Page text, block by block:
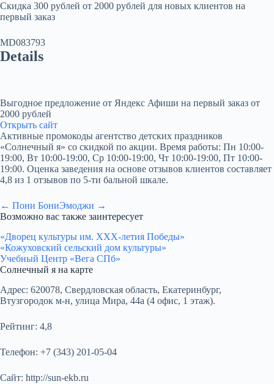
Скидка 300 рублей от 2000 рублей для новых клиентов на
первый заказ
MD083793
Details
Выгодное предложение от Яндекс Афиши на первый заказ от
2000 рублей
Открыть сайт
Активные промокоды агентство детских праздников
«Солнечный я» со скидкой по акции. Время работы: Пн 10:00-
19:00, Вт 10:00-19:00, Ср 10:00-19:00, Чт 10:00-19:00, Пт 10:00-
19:00. Оценка заведения на основе отзывов клиентов составляет
4,8 из 1 отзывов по 5-ти бальной шкале.
← Пони БониЭмоджи →
Возможно вас также заинтересует
«Дворец культуры им. ХХХ-летия Победы»
«Кожуховский сельский дом культуры»
Учебный Центр «Вега СПб»
Солнечный я на карте
Адрес: 620078, Свердловская область, Екатеринбург,
Втузгородок м-н, улица Мира, 44а (4 офис, 1 этаж).
Рейтинг: 4,8
Телефон: +7 (343) 201-05-04
Сайт: http://sun-ekb.ru